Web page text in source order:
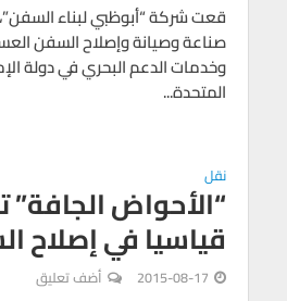
قعت شركة “أبوظبي لبناء
صناعة وصيانة وإصلاح السفن
وخدمات الدعم البحري في دولة
المتحدة...
نقل
“الأحواض
قياسيا في إصلاح
2015-08-17 أضف تعليق